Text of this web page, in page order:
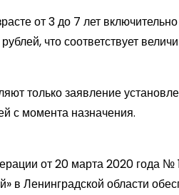
от 3 до 7 лет
что соответствует
только заявление
с момента назначения.
от 20 марта 2020 года
в Ленинградской области